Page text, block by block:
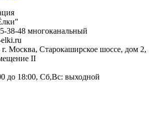
38-48 многоканальный
Москва, Старокаширское шоссе, дом 2,
II
до 18:00, Сб,Вс: выходной